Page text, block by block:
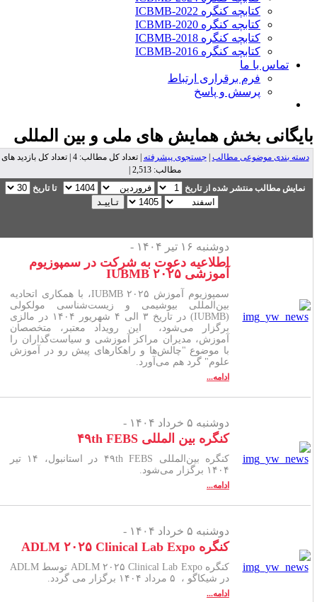
کتابچه کنگره ICBMB-2022
کتابچه کنگره ICBMB-2020
کتابچه کنگره ICBMB-2018
کتابچه کنگره ICBMB-2016
تماس با ما
فرم برقراری ارتباط
پرسش و پاسخ
بخشهمایش های ملی و بین المللی
دسته بندی موضوعی مطالب|جستجوی پیشرفته
| تعداد کل مطالب: 4 | تعداد کل بازدید های
مطالب: 2,513 |
نمایش مطالب منتشر شده از تاریخ
تا تاریخ
دوشنبه ۱۶ تیر ۱۴۰۴ -
اطلاعیه دعوت به شرکت در سمپوزیوم
آموزشی ۲۰۲۵ IUBMB
سمپوزیوم آموزش IUBMB ۲۰۲۵، با همکاری اتحادیه
بین‌المللی بیوشیمی و زیست‌شناسی مولکولی
(IUBMB) در تاریخ ۳ الی ۴ شهریور ۱۴۰۴ در مالزی
برگزار می‌شود، این رویداد معتبر، متخصصان
آموزش، مدیران مراکز آموزشی و سیاست‌گذاران را
با موضوع "چالش‌ها و راهکارهای پیش رو در آموزش
علوم" گرد هم می‌آورد.
ادامه...
دوشنبه ۵ خرداد ۱۴۰۴ -
کنگره بین المللی ۴۹th FEBS
کنگره بین‌المللی ۴۹th FEBS در استانبول، ۱۴ تیر
۱۴۰۴ برگزار می‌شود.
ادامه...
دوشنبه ۵ خرداد ۱۴۰۴ -
کنگره ADLM ۲۰۲۵ Clinical Lab Expo
کنگره ADLM ۲۰۲۵ Clinical Lab Expo توسط ADLM
در شیکاگو ، ۵ مرداد ۱۴۰۴ برگزار می گردد.
ادامه...